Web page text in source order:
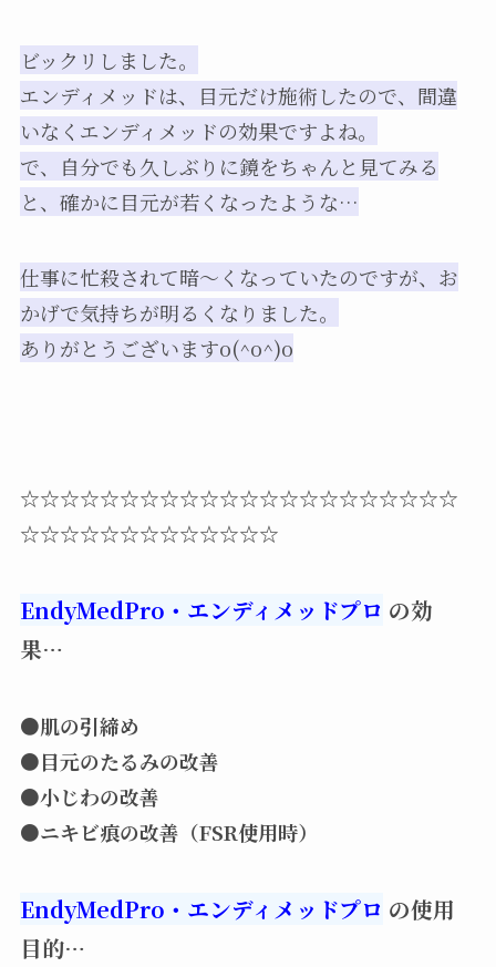
ビックリしました。
エンディメッドは、目元だけ施術したので、間違
いなくエンディメッドの効果ですよね。
で、自分でも久しぶりに鏡をちゃんと見てみる
と、確かに目元が若くなったような…
仕事に忙殺されて暗～くなっていたのですが、お
かげで気持ちが明るくなりました。
ありがとうございますo(^o^)o
☆☆☆☆☆☆☆☆☆☆☆☆☆☆☆☆☆☆☆☆☆☆
☆☆☆☆☆☆☆☆☆☆☆☆☆
EndyMedPro・エンディメッドプロ の効
果…
●肌の引締め
●目元のたるみの改善
●小じわの改善
●ニキビ痕の改善（FSR使用時）
EndyMedPro・エンディメッドプロ の使用
目的…